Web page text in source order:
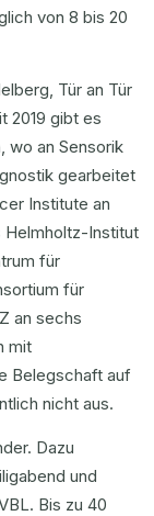
von 8 bis 20
Tür an Tür
2019 gibt es
wo an Sensorik
gearbeitet
Institute an
Helmholtz-Institut
für
für
an sechs
mit
Belegschaft auf
nicht aus.
Dazu
und
Bis zu 40